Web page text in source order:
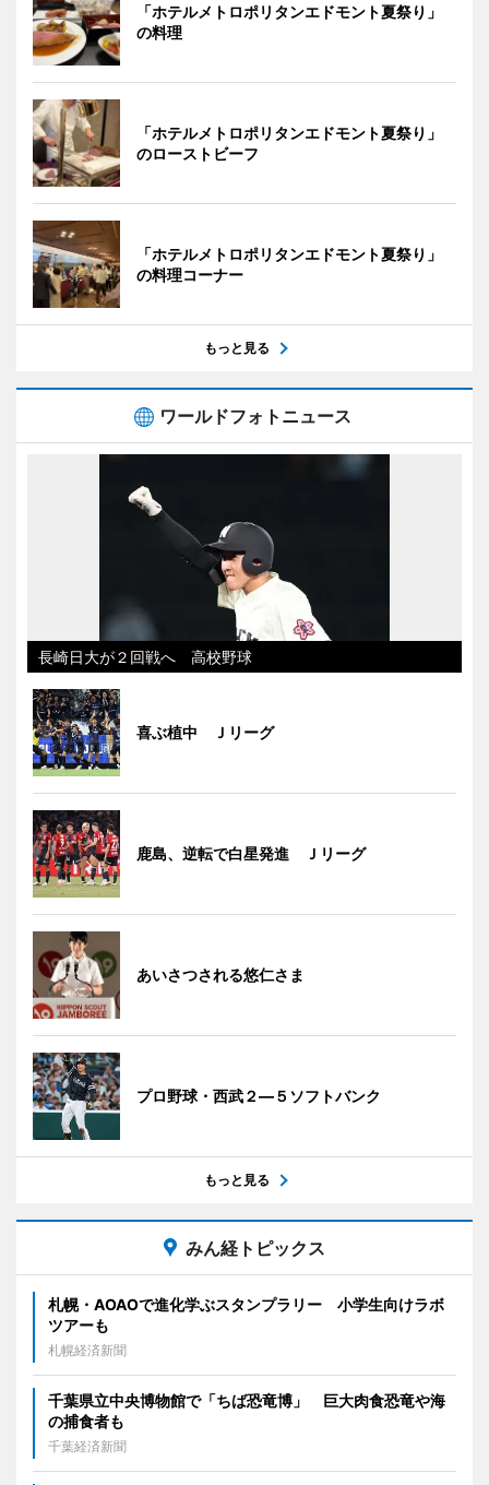
「ホテルメトロポリタンエドモント夏祭り」
の料理
「ホテルメトロポリタンエドモント夏祭り」
のローストビーフ
「ホテルメトロポリタンエドモント夏祭り」
の料理コーナー
もっと見る
ワールドフォトニュース
長崎日大が２回戦へ 高校野球
喜ぶ植中 Ｊリーグ
鹿島、逆転で白星発進 Ｊリーグ
あいさつされる悠仁さま
プロ野球・西武２―５ソフトバンク
もっと見る
みん経トピックス
札幌・AOAOで進化学ぶスタンプラリー 小学生向けラボ
ツアーも
札幌経済新聞
千葉県立中央博物館で「ちば恐竜博」 巨大肉食恐竜や海
の捕食者も
千葉経済新聞